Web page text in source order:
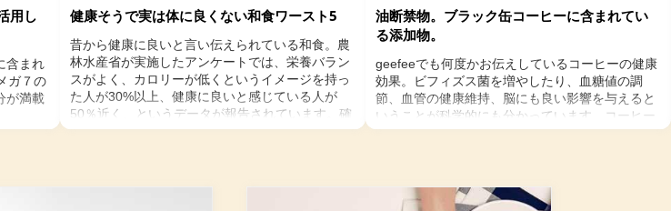
用し
含まれ
ガ７の
が満載
セチン
ルス
いま
健康そうで実は体に良くない和食ワースト5
昔から健康に良いと言い伝えられている和食。農
林水産省が実施したアンケートでは、栄養バラン
スがよく、カロリーが低くというイメージを持っ
た人が30%以上、健康に良いと感じている人が
50％近く、というデータが報告されています。確
かに、魚や発酵食品など栄養素のみにフォーカス
油断禁物。ブラック缶コーヒーに含まれてい
る添加物。
geefeeでも何度かお伝えしているコーヒーの健康
効果。ビフィズス菌を増やしたり、血糖値の調
節、血管の健康維持、脳にも良い影響を与えると
いうことが科学的にも分かっています。コーヒー
を飲むのであればストイックにブラック、という
れるのを阻害し、糖質である砂糖は血糖値を上げ
インスリン抵抗性を増やすことに。人工甘味料も